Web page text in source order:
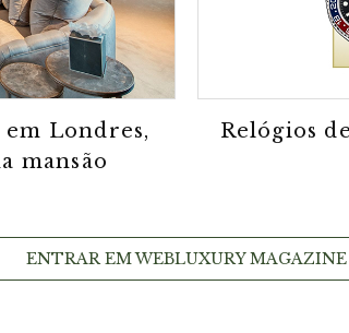
Londres,
mansão
Relógios
ENTRAR EM WEBLUXURY MAGAZINE